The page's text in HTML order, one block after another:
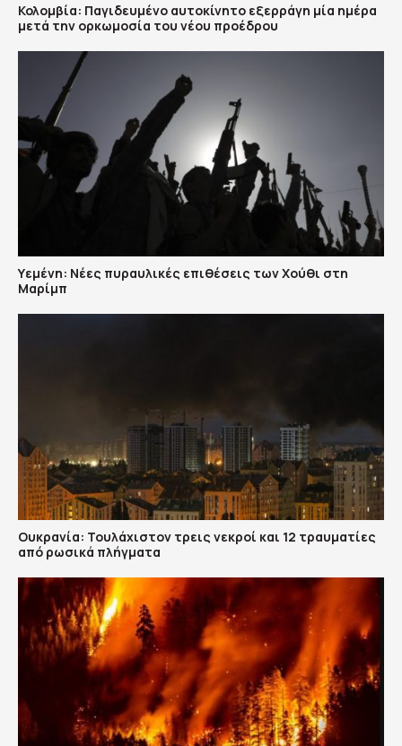
Κολομβία: Παγιδευμένο αυτοκίνητο εξερράγη μία ημέρα
μετά την ορκωμοσία του νέου προέδρου
Υεμένη: Nέες πυραυλικές επιθέσεις των Χούθι στη
Μαρίμπ
Ουκρανία: Τουλάχιστον τρεις νεκροί και 12 τραυματίες
από ρωσικά πλήγματα